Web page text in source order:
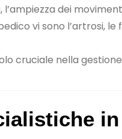
dei
vi sono l’artrosi,
cruciale nella